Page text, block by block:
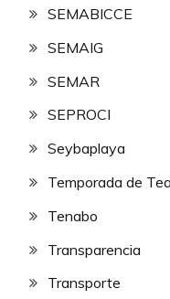
SEMABICCE
SEMAIG
SEMAR
SEPROCI
Seybaplaya
Temporada de
Tenabo
Transparencia
Transporte